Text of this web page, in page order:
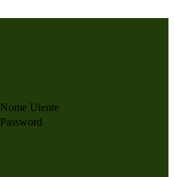
Nome Utente
Password